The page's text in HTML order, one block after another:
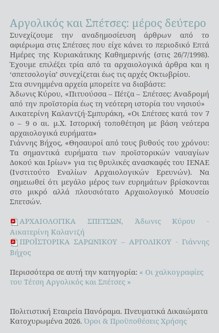
Αργολικός και Σπέτσες: μέρος δεύτερο
Συνεχίζουμε την αναδημοσίευση άρθρων από το
αφιέρωμα στις Σπέτσες που είχε κάνει το περιοδικό Επτά
Ημέρες της Κυριακάτικης Καθημερινής (στις 26/7/1998).
Έχουμε επιλέξει τρία από τα αρχαιολογικά άρθρα και η
‘σπετσολογία’ συνεχίζεται έως τις αρχές Οκτωβρίου.
Στα συνημμένα αρχεία μπορείτε να διαβάστε:
Άδωνις Κύρου, «Πιτυούσσα – Πέτζα – Σπέτσες: Αναδρομή
από την προϊστορία έως τη νεότερη ιστορία του νησιού»
Αικατερίνη Καλαντζή-Σμπυράκη, «Οι Σπέτσες κατά τον 7
ο – 9 ο αι. μ.Χ. Ιστορική τοποθέτηση με βάση νεότερα
αρχαιολογικά ευρήματα»
Γιάννης Βήχος, «Θησαυροί από τους βυθούς του χρόνου:
Τα σημαντικά ευρήματα των προϊστορικών ναυαγίων
Δοκού και Ιρίων» για τις θρυλικές ανασκαφές του ΙΕΝΑΕ
(Ινστιτούτο Εναλίων Αρχαιολογικών Ερευνών). Να
σημειωθεί ότι μεγάλο μέρος των ευρημάτων βρίσκονται
στο μικρό αλλά πλουσιότατο Αρχαιολογικό Μουσείο
Σπετσών.
ΑΡΧΑΙΟΛΟΓΙΚΑ ΣΠΕΤΣΩΝ, Άδωνις Κύρου -
Αικατερίνη Καλαντζή
ΠΡΟΪΣΤΟΡΙΚΑ ΣΑΡΩΝΙΚΟΥ – ΑΡΓΟΛΙΚΟΥ - Γιάννης
Βήχος
Περισσότερα σε αυτή την κατηγορία: « Οι χαλκογραφίες
του Τέτση Αργολικός και Σπέτσες »
Πολιτιστική Εταιρεία Πανόραμα. Πνευματικά Δικαιώματα
Κατοχυρωμένα 2026.Όροι & Προϋποθέσεις Χρήσης